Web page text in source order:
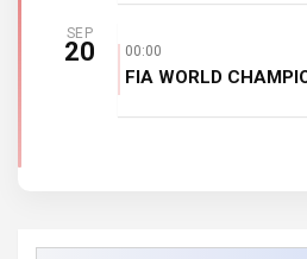
SEP
20 00:00
FIA WORLD